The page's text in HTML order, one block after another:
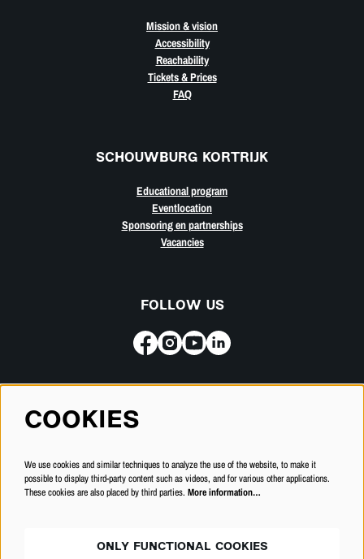
Mission & vision
Accessibility
Reachability
Tickets & Prices
FAQ
SCHOUWBURG KORTRIJK
Educational program
Eventlocation
Sponsoring en partnerships
Vacancies
FOLLOW US
Subscribe for our newsletter
SUBSCRIBE
COOKIES
We use cookies and similar techniques to analyze the use of the website, to make it
possible to display third-party content such as videos, and for various other applications.
These cookies are also placed by third parties. More information…
ONLY FUNCTIONAL COOKIES